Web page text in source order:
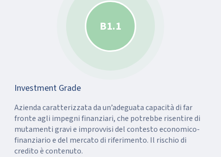
B1.1
Investment Grade
Azienda caratterizzata da un’adeguata capacità di far
fronte agli impegni finanziari, che potrebbe risentire di
mutamenti gravi e improvvisi del contesto economico-
finanziario e del mercato di riferimento. Il rischio di
credito è contenuto.